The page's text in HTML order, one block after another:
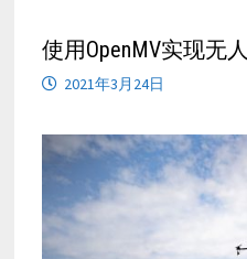
使用OpenMV实现无
2021年3月24日